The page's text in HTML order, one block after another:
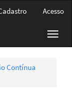
Acesso
Contínua